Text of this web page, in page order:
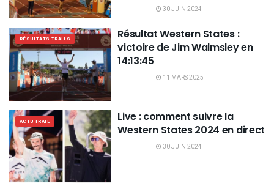
30 JUIN 2024
RÉSULTATS TRAILS
Résultat Western States :
victoire de Jim Walmsley en
14:13:45
11 MARS 2025
ACTU TRAIL
Live : comment suivre la
Western States 2024 en direct
30 JUIN 2024